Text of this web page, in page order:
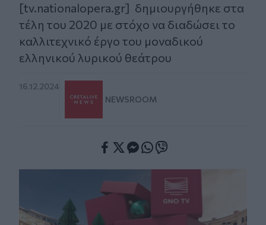
[tv.nationalopera.gr] δημιουργήθηκε στα
τέλη του 2020 με στόχο να διαδώσει το
καλλιτεχνικό έργο του μοναδικού
ελληνικού λυρικού θεάτρου
16.12.2024
NEWSROOM